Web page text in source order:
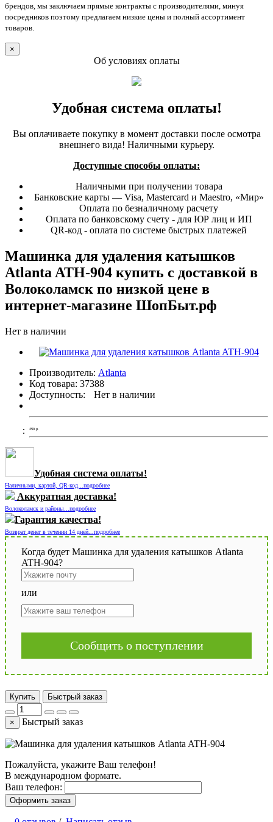
брендов, мы заключаем прямые контракты с производителями, минуя
посредников поэтому предлагаем низкие цены и полный ассортимент
товаров.
×
Об условиях оплаты
Удобная система оплаты!
Вы оплачиваете покупку в момент доставки после осмотра
внешнего вида! Наличными курьеру.
Доступные способы оплаты:
Наличными при получении товара
Банковские карты — Visa, Mastercard и Maestro, «Мир»
Оплата по безналичному расчету
Оплата по банковскому счету - для ЮР лиц и ИП
QR-код - оплата по системе быстрых платежей
Машинка для удаления катышков
Atlanta ATH-904 купить с доставкой в
Волоколамск по низкой цене в
интернет-магазине ШопБыт.рф
Нет в наличии
Производитель: Atlanta
Код товара: 37388
Доступность:
Нет в наличии
250 р.
Удобная система оплаты!
Наличными, картой, QR-код...подробнее
Аккуратная доставка!
Волоколамск и районы...подробнее
Гарантия качества!
Возврат денег в течении 14 дней...подробнее
Когда будет Машинка для удаления катышков Atlanta
ATH-904?
или
Сообщить о поступлении
Купить Быстрый заказ
× Быстрый заказ
Пожалуйста, укажите Ваш телефон!
В международном формате.
Ваш телефон:
Оформить заказ